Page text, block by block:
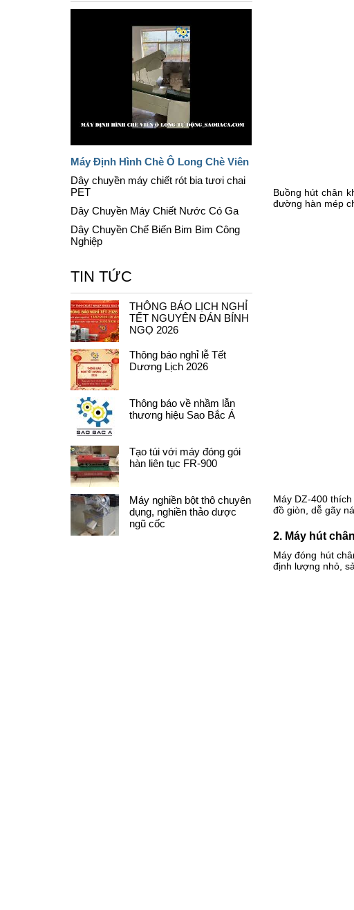
Buồng hút chân
đường hàn mép
Máy DZ-400
đồ giòn, dễ gãy
2. Máy hút
Máy đóng hút
định lượng nhỏ,
Máy Định Hình Chè Ô Long Chè Viên
Dây chuyền máy chiết rót bia tươi chai
PET
Dây Chuyền Máy Chiết Nước Có Ga
Dây Chuyền Chế Biến Bim Bim Công
Nghiệp
TIN TỨC
THÔNG BÁO LỊCH NGHỈ
TẾT NGUYÊN ĐÁN BÍNH
NGỌ 2026
Thông báo nghỉ lễ Tết
Dương Lịch 2026
Thông báo về nhầm lẫn
thương hiệu Sao Bắc Á
Tạo túi với máy đóng gói
hàn liên tục FR-900
Máy nghiền bột thô chuyên
dụng, nghiền thảo dược
ngũ cốc